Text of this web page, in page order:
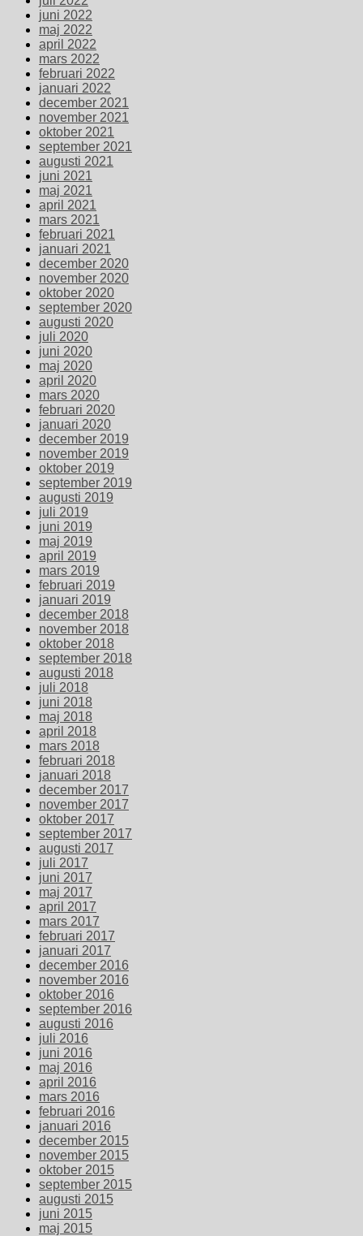
juni 2022
maj 2022
april 2022
mars 2022
februari 2022
januari 2022
december 2021
november 2021
oktober 2021
september 2021
augusti 2021
juni 2021
maj 2021
april 2021
mars 2021
februari 2021
januari 2021
december 2020
november 2020
oktober 2020
september 2020
augusti 2020
juli 2020
juni 2020
maj 2020
april 2020
mars 2020
februari 2020
januari 2020
december 2019
november 2019
oktober 2019
september 2019
augusti 2019
juli 2019
juni 2019
maj 2019
april 2019
mars 2019
februari 2019
januari 2019
december 2018
november 2018
oktober 2018
september 2018
augusti 2018
juli 2018
juni 2018
maj 2018
april 2018
mars 2018
februari 2018
januari 2018
december 2017
november 2017
oktober 2017
september 2017
augusti 2017
juli 2017
juni 2017
maj 2017
april 2017
mars 2017
februari 2017
januari 2017
december 2016
november 2016
oktober 2016
september 2016
augusti 2016
juli 2016
juni 2016
maj 2016
april 2016
mars 2016
februari 2016
januari 2016
december 2015
november 2015
oktober 2015
september 2015
augusti 2015
juni 2015
maj 2015